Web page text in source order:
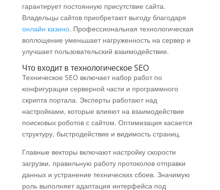
гарантирует постоянную присутствие сайта.
Владельцы сайтов приобретают выгоду благодаря
онлайн казино. Профессиональная технологическая
воплощение уменьшает нагруженность на сервер и
улучшает пользовательский взаимодействие.
Что входит в технологическое SEO
Техническое SEO включает набор работ по
конфигурации серверной части и программного
скрипта портала. Эксперты работают над
настройками, которые влияют на взаимодействие
поисковых роботов с сайтом. Оптимизация касается
структуру, быстродействие и видимость страниц.
Главные векторы включают настройку скорости
загрузки, правильную работу протоколов отправки
данных и устранение технических сбоев. Значимую
роль выполняет адаптация интерфейса под